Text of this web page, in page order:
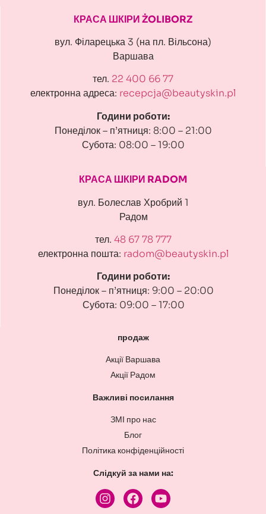
КРАСА ШКІРИ ŻOLIBORZ
вул. Філарецька 3 (на пл. Вільсона)
Варшава
тел. 22 400 66 77
електронна адреса: recepcja@beautyskin.pl
Години роботи:
Понеділок – п’ятниця: 8:00 – 21:00
Субота: 08:00 – 19:00
КРАСА ШКІРИ RADOM
вул. Болеслав Хробрий 1
Радом
тел. 48 67 78 777
електронна пошта: radom@beautyskin.pl
Години роботи:
Понеділок – п’ятниця: 9:00 – 20:00
Субота: 09:00 – 17:00
продаж
Акції Варшава
Акції Радом
Важливі посилання
ЗМІ про нас
Блог
Політика конфіденційності
Слідкуй за нами на: